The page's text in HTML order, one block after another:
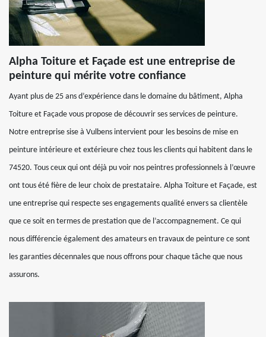
Alpha Toiture et Façade est une entreprise de
peinture qui mérite votre confiance
Ayant plus de 25 ans d’expérience dans le domaine du bâtiment, Alpha
Toiture et Façade vous propose de découvrir ses services de peinture.
Notre entreprise sise à Vulbens intervient pour les besoins de mise en
peinture intérieure et extérieure chez tous les clients qui habitent dans le
74520. Tous ceux qui ont déjà pu voir nos peintres professionnels à l’œuvre
ont tous été fière de leur choix de prestataire. Alpha Toiture et Façade, est
une entreprise qui respecte ses engagements qualité envers sa clientèle
que ce soit en termes de prestation que de l’accompagnement. Ce qui
nous différencie également des amateurs en travaux de peinture ce sont
les garanties décennales que nous offrons pour chaque tâche que nous
assurons.